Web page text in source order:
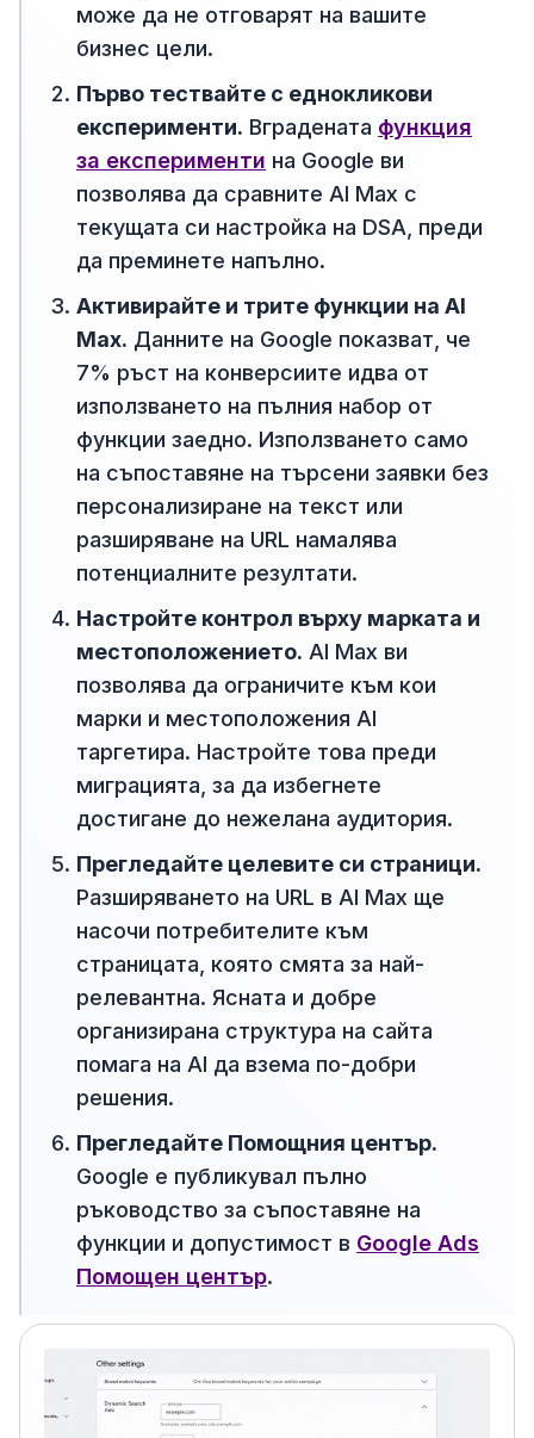
може да не отговарят на вашите
бизнес цели.
Първо тествайте с еднокликови
експерименти. Вградената функция
за експерименти на Google ви
позволява да сравните AI Max с
текущата си настройка на DSA, преди
да преминете напълно.
Активирайте и трите функции на AI
Max. Данните на Google показват, че
7% ръст на конверсиите идва от
използването на пълния набор от
функции заедно. Използването само
на съпоставяне на търсени заявки без
персонализиране на текст или
разширяване на URL намалява
потенциалните резултати.
Настройте контрол върху марката и
местоположението. AI Max ви
позволява да ограничите към кои
марки и местоположения AI
таргетира. Настройте това преди
миграцията, за да избегнете
достигане до нежелана аудитория.
Прегледайте целевите си страници.
Разширяването на URL в AI Max ще
насочи потребителите към
страницата, която смята за най-
релевантна. Ясната и добре
организирана структура на сайта
помага на AI да взема по-добри
решения.
Прегледайте Помощния център.
Google е публикувал пълно
ръководство за съпоставяне на
функции и допустимост в Google Ads
Помощен център.